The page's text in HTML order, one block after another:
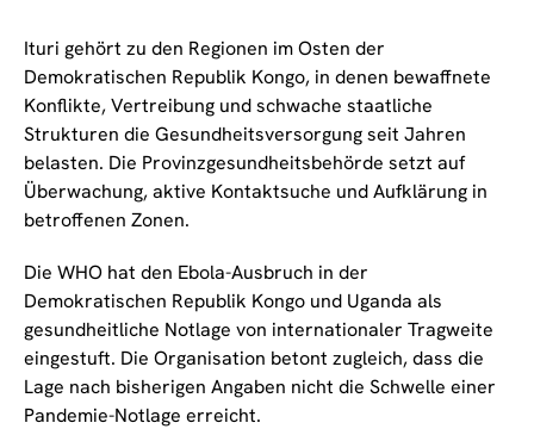
Ituri gehört zu den Regionen im Osten der
Demokratischen Republik Kongo, in denen bewaffnete
Konflikte, Vertreibung und schwache staatliche
Strukturen die Gesundheitsversorgung seit Jahren
belasten. Die Provinzgesundheitsbehörde setzt auf
Überwachung, aktive Kontaktsuche und Aufklärung in
betroffenen Zonen.
Die WHO hat den Ebola-Ausbruch in der
Demokratischen Republik Kongo und Uganda als
gesundheitliche Notlage von internationaler Tragweite
eingestuft. Die Organisation betont zugleich, dass die
Lage nach bisherigen Angaben nicht die Schwelle einer
Pandemie-Notlage erreicht.